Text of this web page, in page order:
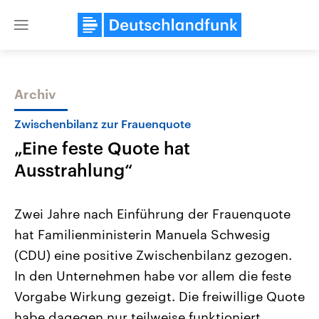
Close
Themen
Landtagswahl Sachsen-Anhalt
2026
Alle Informationen
Sachsen-Anhalt wählt am 6.
September 2026 einen neuen
Landtag. Seit 2021 wird das
Bundesland von einer Koalition aus
USA
Aktuelle Beiträge,
Hintergründe
Wirtschaftlich und
gehören die Vereinigten
den mächtigsten Ländern
mit großem Einfluss auf
Archiv
Zwischenbilanz zur Frauenquote
„Eine feste Quote hat
Ausstrahlung“
Zwei Jahre nach Einführung der Frauenquote
hat Familienministerin Manuela Schwesig
(CDU) eine positive Zwischenbilanz gezogen.
In den Unternehmen habe vor allem die feste
Vorgabe Wirkung gezeigt. Die freiwillige Quote